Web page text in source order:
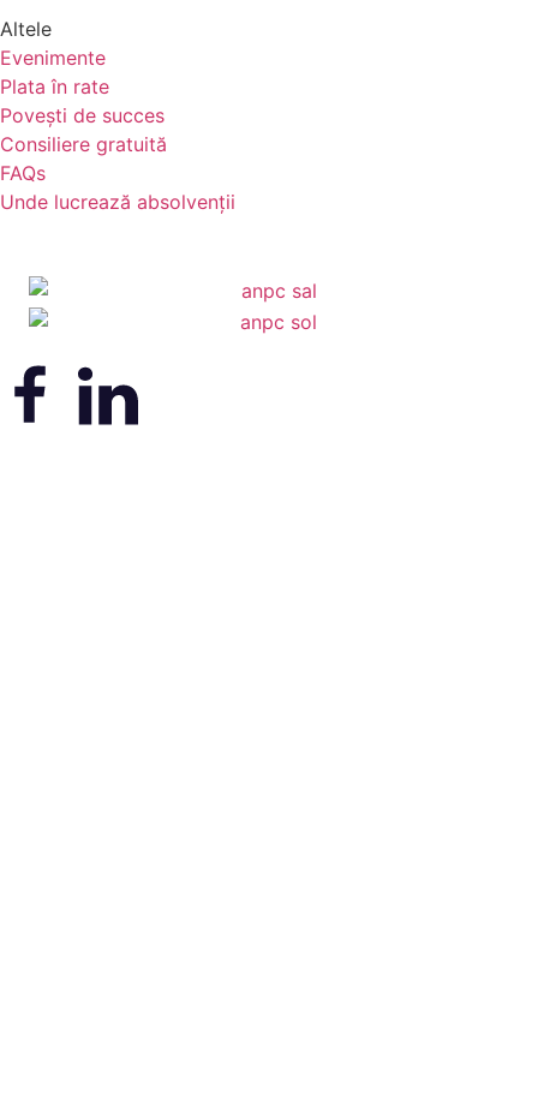
Altele
Evenimente
Plata în rate
Povești de succes
Consiliere gratuită
FAQs
Unde lucrează absolvenții